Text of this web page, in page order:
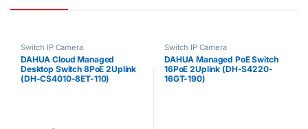
Switch IP Camera
DAHUA Cloud Managed
Desktop Switch 8PoE 2Uplink
(DH-CS4010-8ET-110)
Switch IP Camera
DAHUA Managed PoE Switch
16PoE 2Uplink (DH-S4220-
16GT-190)